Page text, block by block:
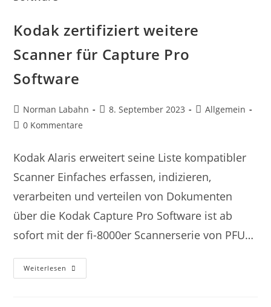
Kodak zertifiziert weitere
Scanner für Capture Pro
Software
Norman Labahn 8. September 2023
Allgemein
0 Kommentare
Kodak Alaris erweitert seine Liste kompatibler
Scanner Einfaches erfassen, indizieren,
verarbeiten und verteilen von Dokumenten
über die Kodak Capture Pro Software ist ab
sofort mit der fi-8000er Scannerserie von PFU…
Weiterlesen